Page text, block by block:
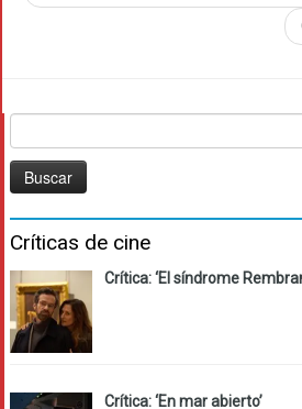
Críticas de cine
Crítica: ‘El síndrome
Crítica: ‘En mar abierto’